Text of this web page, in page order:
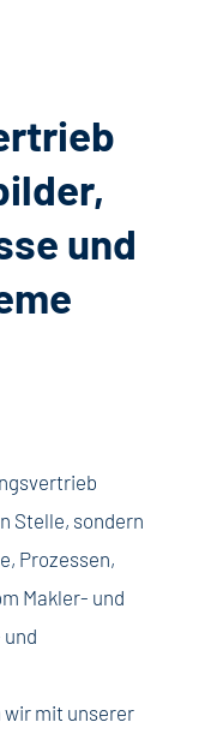
und
Stelle, sondern
Prozessen,
Makler- und
mit unserer